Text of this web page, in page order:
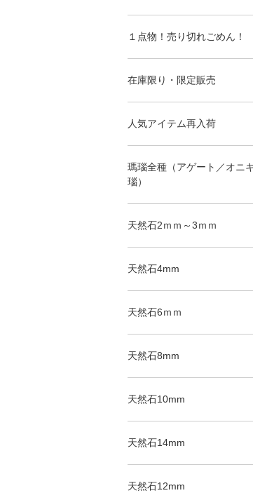
１点物！売り切れごめん！
在庫限り・限定販売
人気アイテム再入荷
瑪瑙全種（アゲート／オニ
瑙）
天然石2ｍｍ～3ｍｍ
天然石4mm
天然石6ｍｍ
天然石8mm
天然石10mm
天然石14mm
天然石12mm